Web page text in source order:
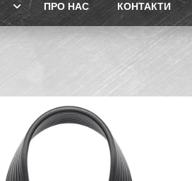
ПРО НАС КОНТАКТИ